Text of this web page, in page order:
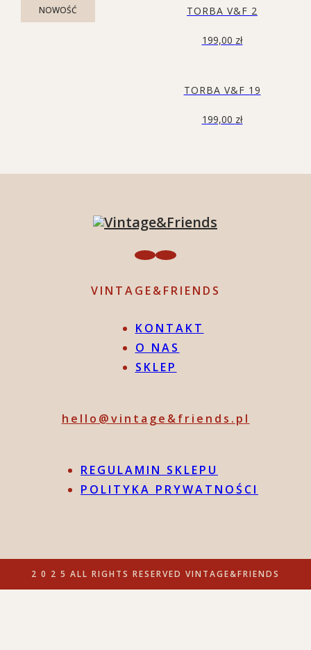
NOWOŚĆ TORBA V&F 2
199,00 zł
TORBA V&F 19
199,00 zł
VINTAGE&FRIENDS
KONTAKT
O NAS
SKLEP
hello@vintage&friends.pl
REGULAMIN SKLEPU
POLITYKA PRYWATNOŚCI
2 0 2 5 ALL RIGHTS RESERVED VINTAGE&FRIENDS